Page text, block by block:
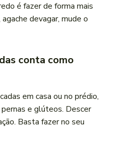
é fazer de forma mais
devagar, mude o
conta como
em casa ou no prédio,
e glúteos. Descer
Basta fazer no seu